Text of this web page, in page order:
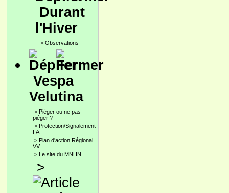
Durant
l'Hiver
> Observations
Vespa
Velutina
> Pièger ou ne pas
piéger ?
> Protection/Signalement
FA
> Plan d'action Régional
VV
> Le site du MNHN
>